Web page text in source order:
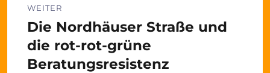
WEITER
Nächster
Beitrag:
Die Nordhäuser Straße und
die rot-rot-grüne
Beratungsresistenz